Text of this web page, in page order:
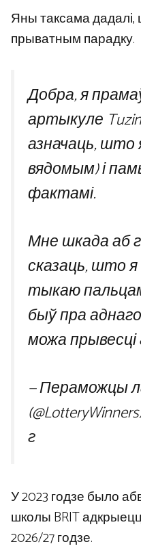
Яны таксама
прыватным парадку.
Добра, я
артыкуле
азначаць, што
вядомым) і
фактамі.
Мне шкада аб
сказаць, што я
тыкаю
быў пра
можа
— Пераможцы
г
У 2023 годзе было
школы BRIT
2026/27 годзе.